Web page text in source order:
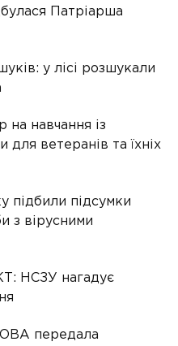
Патріарша
у лісі розшукали
на навчання із
для ветеранів та їхніх
підбили підсумки
з вірусними
НСЗУ нагадує
ОВА передала